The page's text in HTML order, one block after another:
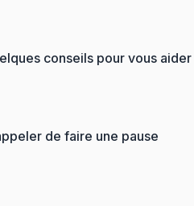
conseils pour vous aider
de faire une pause